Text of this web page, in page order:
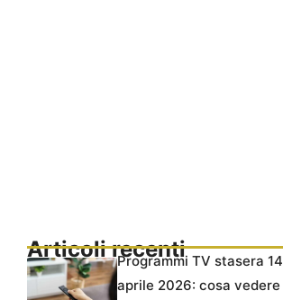
Articoli recentiProgrammi TV stasera 14
aprile 2026: cosa vedere